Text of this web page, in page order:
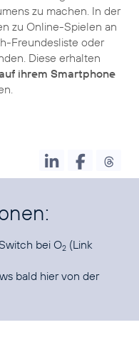
zu machen. In der
zu Online-Spielen an
Freundesliste oder
Diese erhalten
ihrem Smartphone
bei O2 (Link
bald hier von der